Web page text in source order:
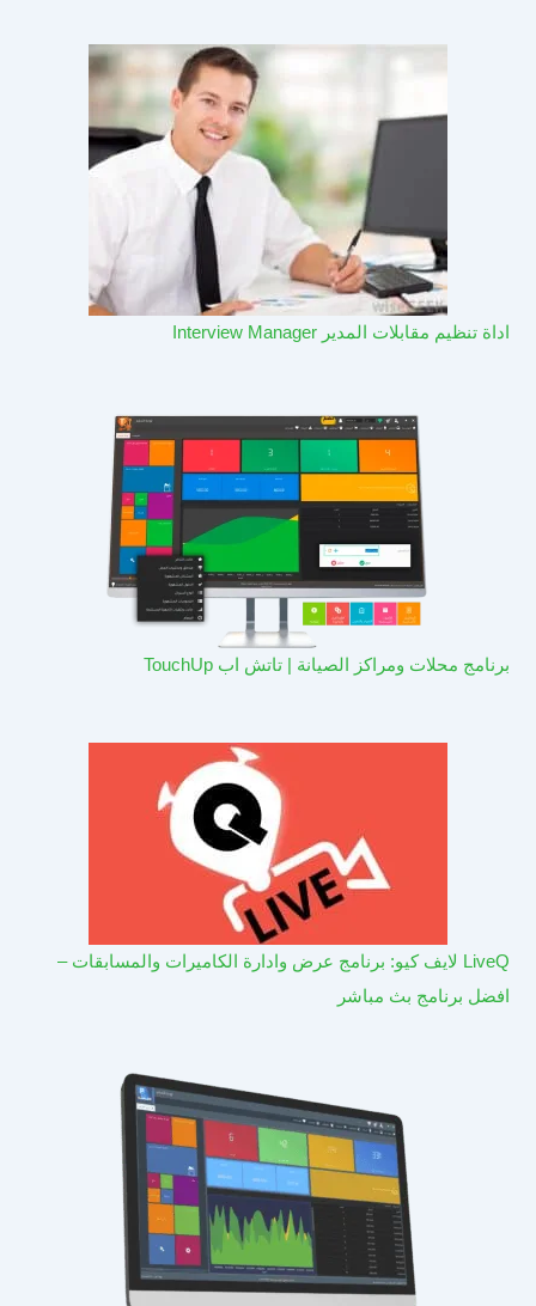
اداة تنظيم مقابلات المدير Interview Manager
برنامج محلات ومراكز الصيانة | تاتش اب TouchUp
LiveQ لايف كيو: برنامج عرض وادارة الكاميرات والمسابقات –
افضل برنامج بث مباشر